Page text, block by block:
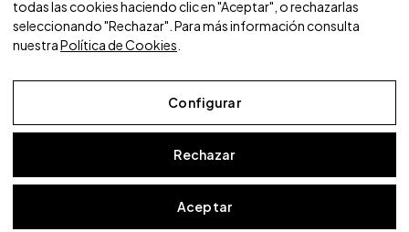
todas las cookies haciendo clic en "Aceptar", o rechazarlas
seleccionando "Rechazar". Para más información consulta
nuestraPolítica de Cookies
Configurar
Rechazar
Aceptar
Aviso Legal
Política de Cookies
Configurar